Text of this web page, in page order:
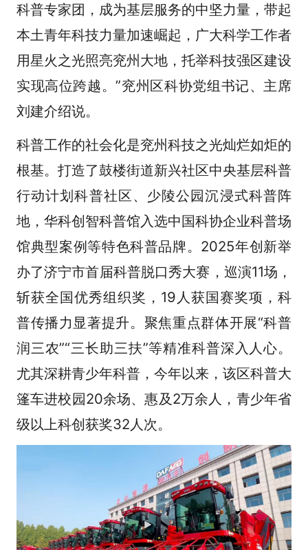
科普专家团，成为基层服务的中坚力量，带起
本土青年科技力量加速崛起，广大科学工作者
用星火之光照亮兖州大地，托举科技强区建设
实现高位跨越。”兖州区科协党组书记、主席
刘建介绍说。
科普工作的社会化是兖州科技之光灿烂如炬的
根基。打造了鼓楼街道新兴社区中央基层科普
行动计划科普社区、少陵公园沉浸式科普阵
地，华科创智科普馆入选中国科协企业科普场
馆典型案例等特色科普品牌。2025年创新举
办了济宁市首届科普脱口秀大赛，巡演11场，
斩获全国优秀组织奖，19人获国赛奖项，科
普传播力显著提升。聚焦重点群体开展“科普
润三农”“三长助三扶”等精准科普深入人心。
尤其深耕青少年科普，今年以来，该区科普大
篷车进校园20余场、惠及2万余人，青少年省
级以上科创获奖32人次。